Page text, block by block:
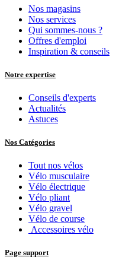
Nos magasins
Nos services
Qui sommes-nous ?
Offres d'emploi
Inspiration & conseils
Notre expertise
Conseils d'experts
Actualités
Astuces
Nos Catégories
Tout nos vélos
Vélo musculaire
Vélo électrique
Vélo pliant
Vélo gravel
Vélo de course
Accessoires vélo
Page support